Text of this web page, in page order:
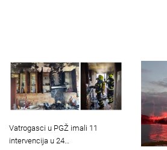
Vatrogasci u PGŽ imali 11
intervencija u 24…